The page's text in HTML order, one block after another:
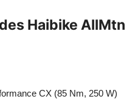
Haibike AllMtn
CX (85 Nm, 250 W)